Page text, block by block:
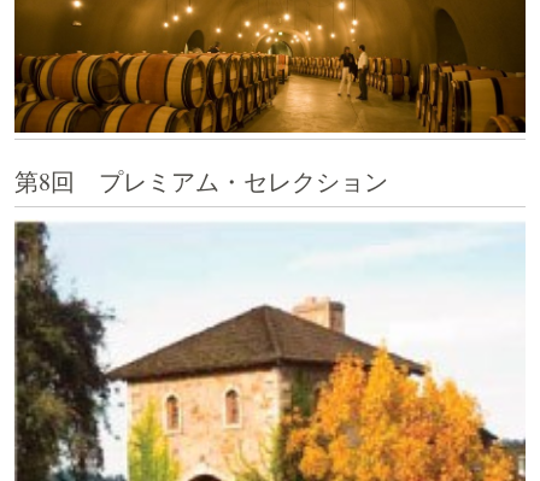
第8回 プレミアム・セレクション